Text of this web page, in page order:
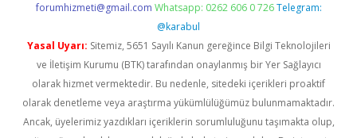
forumhizmeti@gmail.com Whatsapp: 0262 606 0 726 Telegram:
@karabul
Yasal Uyarı: Sitemiz, 5651 Sayılı Kanun gereğince Bilgi Teknolojileri
ve İletişim Kurumu (BTK) tarafından onaylanmış bir Yer Sağlayıcı
olarak hizmet vermektedir. Bu nedenle, sitedeki içerikleri proaktif
olarak denetleme veya araştırma yükümlülüğümüz bulunmamaktadır.
Ancak, üyelerimiz yazdıkları içeriklerin sorumluluğunu taşımakta olup,